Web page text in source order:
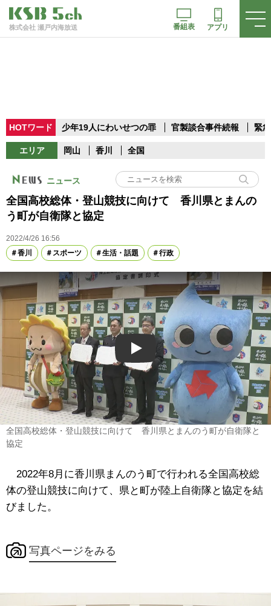
株式会社 瀬戸内海放送 番組表 アプリ
HOTワード 少年19人にわいせつの罪 官製談合事件続報 緊
エリア 岡山 香川 全国
ニュース
全国高校総体・登山競技に向けて 香川県とまんの
う町が自衛隊と協定
2022/4/26 16:56
香川
スポーツ 生活・話題 行政
Play
全国高校総体・登山競技に向けて 香川県とまんのう町が自衛隊と
協定
2022年8月に香川県まんのう町で行われる全国高校総
体の登山競技に向けて、県と町が陸上自衛隊と協定を結
びました。
写真ページをみる